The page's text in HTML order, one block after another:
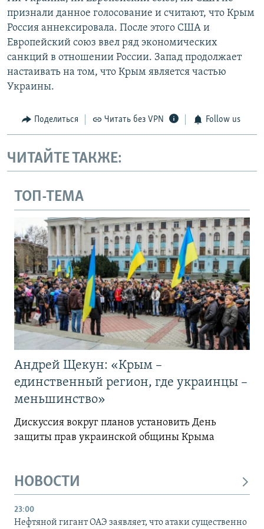
признали данное голосование и считают, что Крым
Россия аннексировала. После этого США и
Европейский союз ввел ряд экономических
санкций в отношении России. Запад продолжает
настаивать на том, что Крым является частью
Украины.
Поделиться Читать без VPN Follow us
ЧИТАЙТЕ ТАКЖЕ:
ТОП-ТЕМА
Андрей Щекун: «Крым –
единственный регион, где украинцы –
меньшинство»
Дискуссия вокруг планов установить День
защиты прав украинской общины Крыма
НОВОСТИ
23:00
Нефтяной гигант ОАЭ заявляет, что атаки существенно